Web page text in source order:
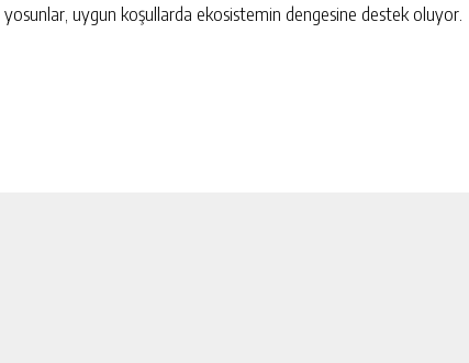
uygun koşullarda ekosistemin dengesine destek oluyor.